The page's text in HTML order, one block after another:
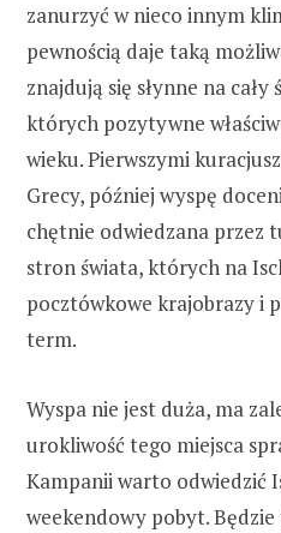
zanurzyć w nieco innym
pewnością daje taką
znajdują się słynne na
których pozytywne
wieku. Pierwszymi
Grecy, później wyspę
chętnie odwiedzana przez
stron świata, których na
pocztówkowe krajobrazy i
term.
Wyspa nie jest duża, ma
urokliwość tego miejsca
Kampanii warto odwiedzić
weekendowy pobyt.